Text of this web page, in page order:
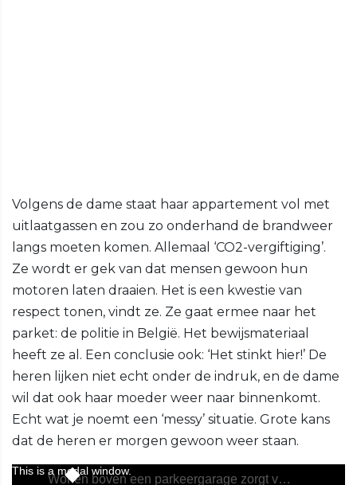
Volgens de dame staat haar appartement vol met
uitlaatgassen en zou zo onderhand de brandweer
langs moeten komen. Allemaal ‘CO2-vergiftiging’.
Ze wordt er gek van dat mensen gewoon hun
motoren laten draaien. Het is een kwestie van
respect tonen, vindt ze. Ze gaat ermee naar het
parket: de politie in België. Het bewijsmateriaal
heeft ze al. Een conclusie ook: ‘Het stinkt hier!’ De
heren lijken niet echt onder de indruk, en de dame
wil dat ook haar moeder weer naar binnenkomt.
Echt wat je noemt een ‘messy’ situatie. Grote kans
dat de heren er morgen gewoon weer staan.